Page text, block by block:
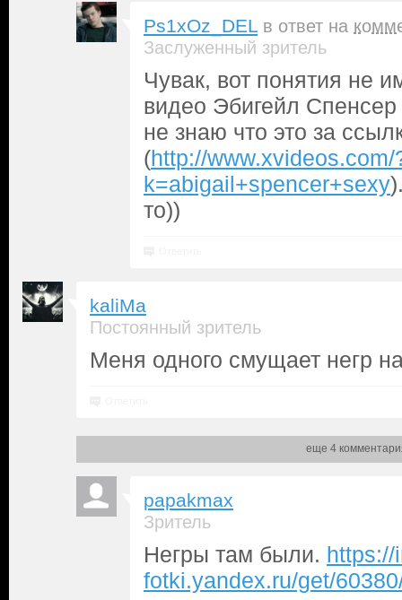
Ps1xOz_DEL в ответ на
Заслуженный зритель
Чувак, вот понятия не
видео Эбигейл
не знаю что это за
(http://www.xvideos.com/
k=abigail+spencer+sexy
то))
kaliMa
Постоянный зритель
Меня одного смущает негр
еще 4
papakmax
Зритель
Негры там были. https://
fotki.yandex.ru/get/